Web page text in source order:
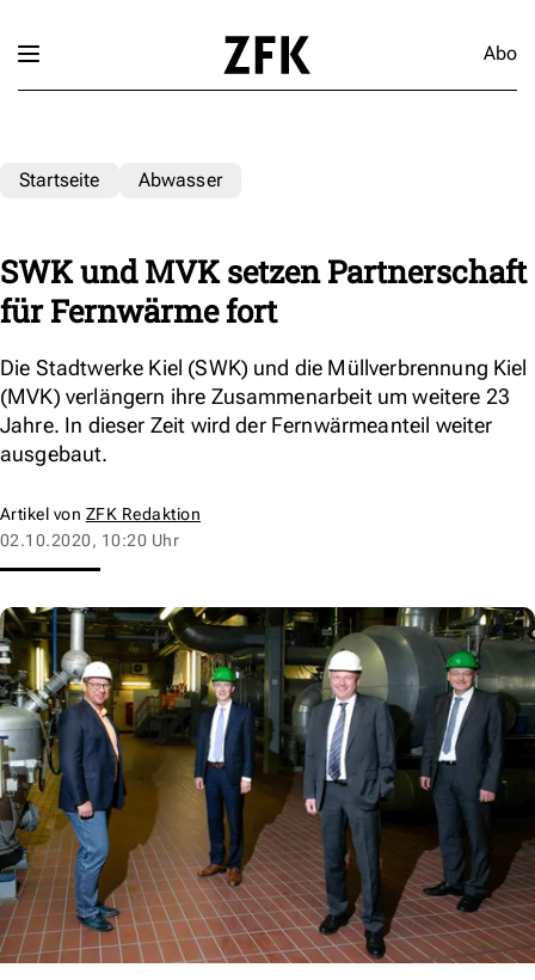
Abo
Startseite Abwasser
SWK und MVK setzen Partnerschaft
für Fernwärme fort
Die Stadtwerke Kiel (SWK) und die Müllverbrennung Kiel
(MVK) verlängern ihre Zusammenarbeit um weitere 23
Jahre. In dieser Zeit wird der Fernwärmeanteil weiter
ausgebaut.
Artikel von ZFK Redaktion
02.10.2020, 10:20 Uhr